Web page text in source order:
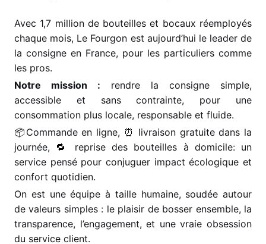
Avec 1,7 million de bouteilles et bocaux réemployés
chaque mois, Le Fourgon est aujourd’hui le leader de
la consigne en France, pour les particuliers comme
les pros.
Notre mission : rendre la consigne simple,
accessible et sans contrainte, pour une
consommation plus locale, responsable et fluide.
📦 Commande en ligne, ⏰ livraison gratuite dans la
journée, 🔁 reprise des bouteilles à domicile: un
service pensé pour conjuguer impact écologique et
confort quotidien.
On est une équipe à taille humaine, soudée autour
de valeurs simples : le plaisir de bosser ensemble, la
transparence, l’engagement, et une vraie obsession
du service client.